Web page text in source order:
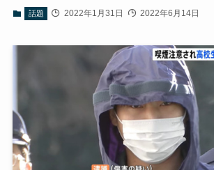
話題 2022年1月31日 2022年6月14日